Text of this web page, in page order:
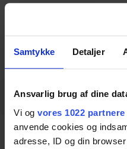
Samtykke Detaljer
Ansvarlig brug af dine
Vi og vores 1022 partnere
anvende cookies og
adresse, ID og din
Ladda ner datablad
Beskrivning
Beskrivning